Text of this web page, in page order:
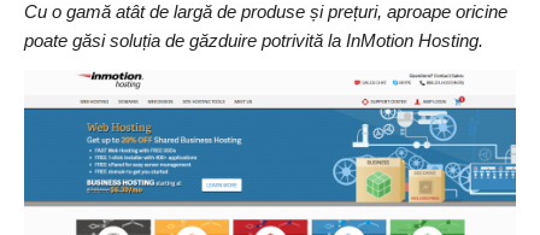
Cu o gamă atât de largă de produse și prețuri, aproape oricine
poate găsi soluția de găzduire potrivită la InMotion Hosting.